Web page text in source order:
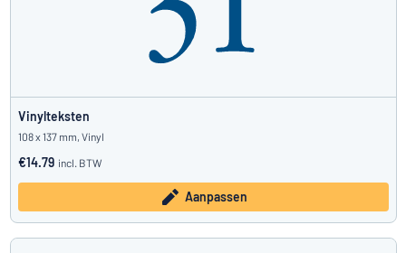
Vinylteksten
108 x 137 mm, Vinyl
€14.79 incl. BTW
Aanpassen